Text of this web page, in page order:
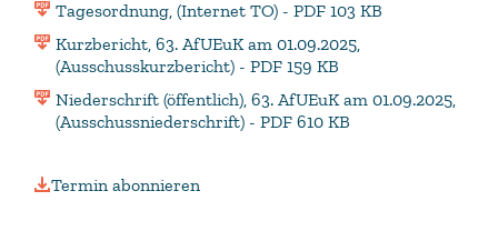
Tagesordnung, (Internet TO) - PDF 103 KB
Kurzbericht, 63. AfUEuK am 01.09.2025,
(Ausschusskurzbericht) - PDF 159 KB
Niederschrift (öffentlich), 63. AfUEuK am 01.09.2025,
(Ausschussniederschrift) - PDF 610 KB
Termin abonnieren